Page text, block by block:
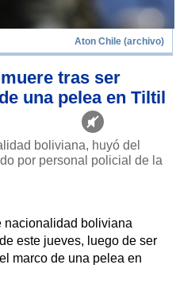
Aton Chile (archivo)
tras ser
una pelea en Tiltil
boliviana, huyó del
por personal policial de la
nacionalidad boliviana
este jueves, luego de ser
marco de una pelea en